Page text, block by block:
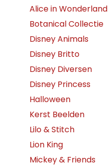
Alice in Wonderland
Botanical Collectie
Disney Animals
Disney Britto
Disney Diversen
Disney Princess
Halloween
Kerst Beelden
Lilo & Stitch
Lion King
Mickey & Friends